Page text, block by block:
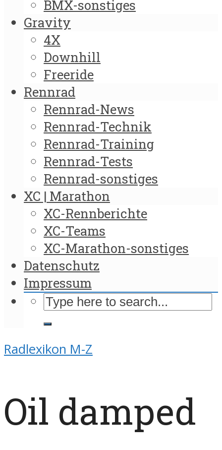
BMX-sonstiges
Gravity
4X
Downhill
Freeride
Rennrad
Rennrad-News
Rennrad-Technik
Rennrad-Training
Rennrad-Tests
Rennrad-sonstiges
XC | Marathon
XC-Rennberichte
XC-Teams
XC-Marathon-sonstiges
Datenschutz
Impressum
Radlexikon M-Z
Oil damped